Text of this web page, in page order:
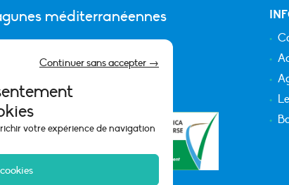
votre expérience de navigation
Continuer sans accepter →
méditerranéennes
DU PÔLE